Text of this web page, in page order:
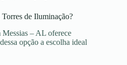
de Iluminação?
– AL oferece
opção a escolha ideal